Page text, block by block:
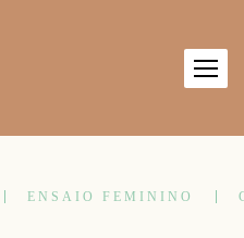
ENSAIO FEMININO